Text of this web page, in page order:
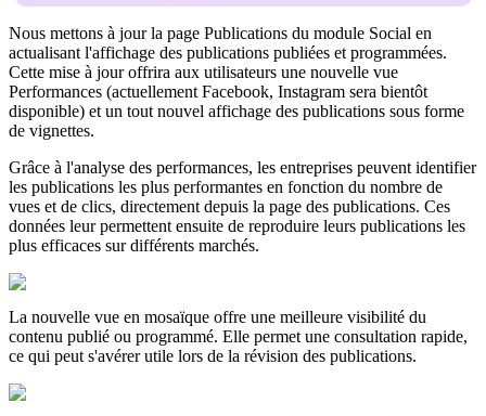
Nous mettons à jour la page Publications du module Social en
actualisant l'affichage des publications publiées et programmées.
Cette mise à jour offrira aux utilisateurs une nouvelle vue
Performances (actuellement Facebook, Instagram sera bientôt
disponible) et un tout nouvel affichage des publications sous forme
de vignettes.
Grâce à l'analyse des performances, les entreprises peuvent identifier
les publications les plus performantes en fonction du nombre de
vues et de clics, directement depuis la page des publications. Ces
données leur permettent ensuite de reproduire leurs publications les
plus efficaces sur différents marchés.
La nouvelle vue en mosaïque offre une meilleure visibilité du
contenu publié ou programmé. Elle permet une consultation rapide,
ce qui peut s'avérer utile lors de la révision des publications.